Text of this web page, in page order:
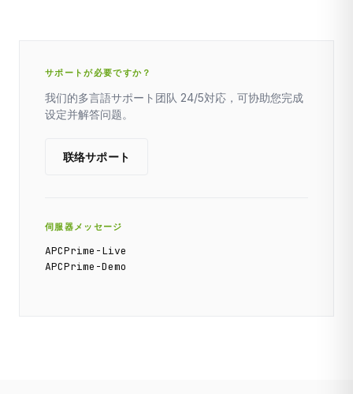
サポートが必要ですか？
我们的多言語サポート团队 24/5対応，可协助您完成
设定并解答问题。
联络サポート
伺服器メッセージ
APCPrime-Live
APCPrime-Demo